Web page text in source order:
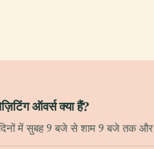
ऑवर्स क्या हैं?
में सुबह 9 बजे से शाम 9 बजे तक